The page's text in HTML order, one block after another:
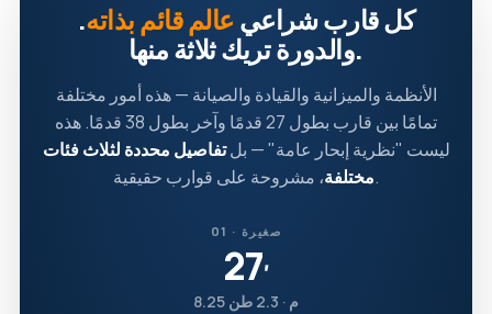
كل قارب شراعي عالم قائم بذاته.
والدورة تريك ثلاثة منها.
الأنظمة والميزانية والقيادة والصيانة — هذه أمور مختلفة
تمامًا بين قارب بطول 27 قدمًا وآخر بطول 38 قدمًا. هذه
ليست "نظرية إبحار عامة" — بلتفاصيل محددة لثلاث فئات
مختلفة، مشروحة على قوارب حقيقية.
01 · صغيرة
27′
8.25 م · 2.3 طن